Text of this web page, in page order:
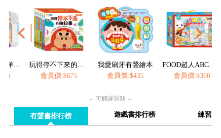
玩得停不下來的抽拉書(全套6冊)
會員價:$675
我愛刷牙有聲繪本
會員價:$435
FOOD超人ABC水畫毯
會員價:$360
← 可觸屏滑動 →
有聲書排行榜 遊戲書排行榜 練習本